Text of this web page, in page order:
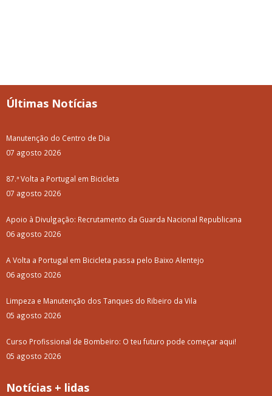
Últimas Notícias
Manutenção do Centro de Dia
07 agosto 2026
87.ª Volta a Portugal em Bicicleta
07 agosto 2026
Apoio à Divulgação: Recrutamento da Guarda Nacional Republicana
06 agosto 2026
A Volta a Portugal em Bicicleta passa pelo Baixo Alentejo
06 agosto 2026
Limpeza e Manutenção dos Tanques do Ribeiro da Vila
05 agosto 2026
Curso Profissional de Bombeiro: O teu futuro pode começar aqui!
05 agosto 2026
Notícias + lidas